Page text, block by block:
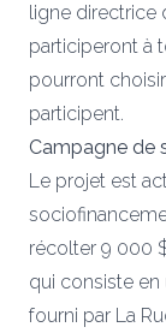
ligne directrice
participeront à
pourront
participent.
Campagne de
Le projet est
récolter 9 000
qui consiste
fourni par La